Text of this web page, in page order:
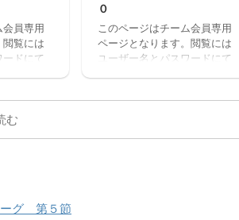
会員専用
閲覧には
ドにて
ドレスパ
態を保存
０
このページはチーム会員専用
ページとなります。閲覧には
ユーザー名とパスワードにて
ー名またはメールアドレスパ
む
ーグ 第５節